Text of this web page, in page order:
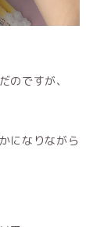
のですが、
になりながら